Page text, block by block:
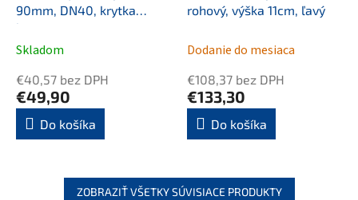
90mm, DN40, krytka
bronz
Skladom
€40,57 bez DPH
€49,90
Do košíka
rohový, výška 11cm, ľavý
Dodanie do mesiaca
€108,37 bez DPH
€133,30
Do košíka
ZOBRAZIŤ VŠETKY SÚVISIACE PRODUKTY